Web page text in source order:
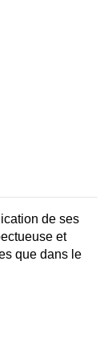
de ses
et
que dans le